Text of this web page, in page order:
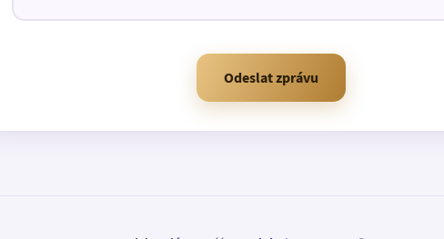
Odeslat zprávu